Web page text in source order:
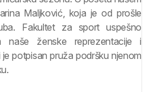
Maljković, koja je od prošle
Fakultet za sport uspešno
naše ženske reprezentacije i
potpisan pruža podršku njenom